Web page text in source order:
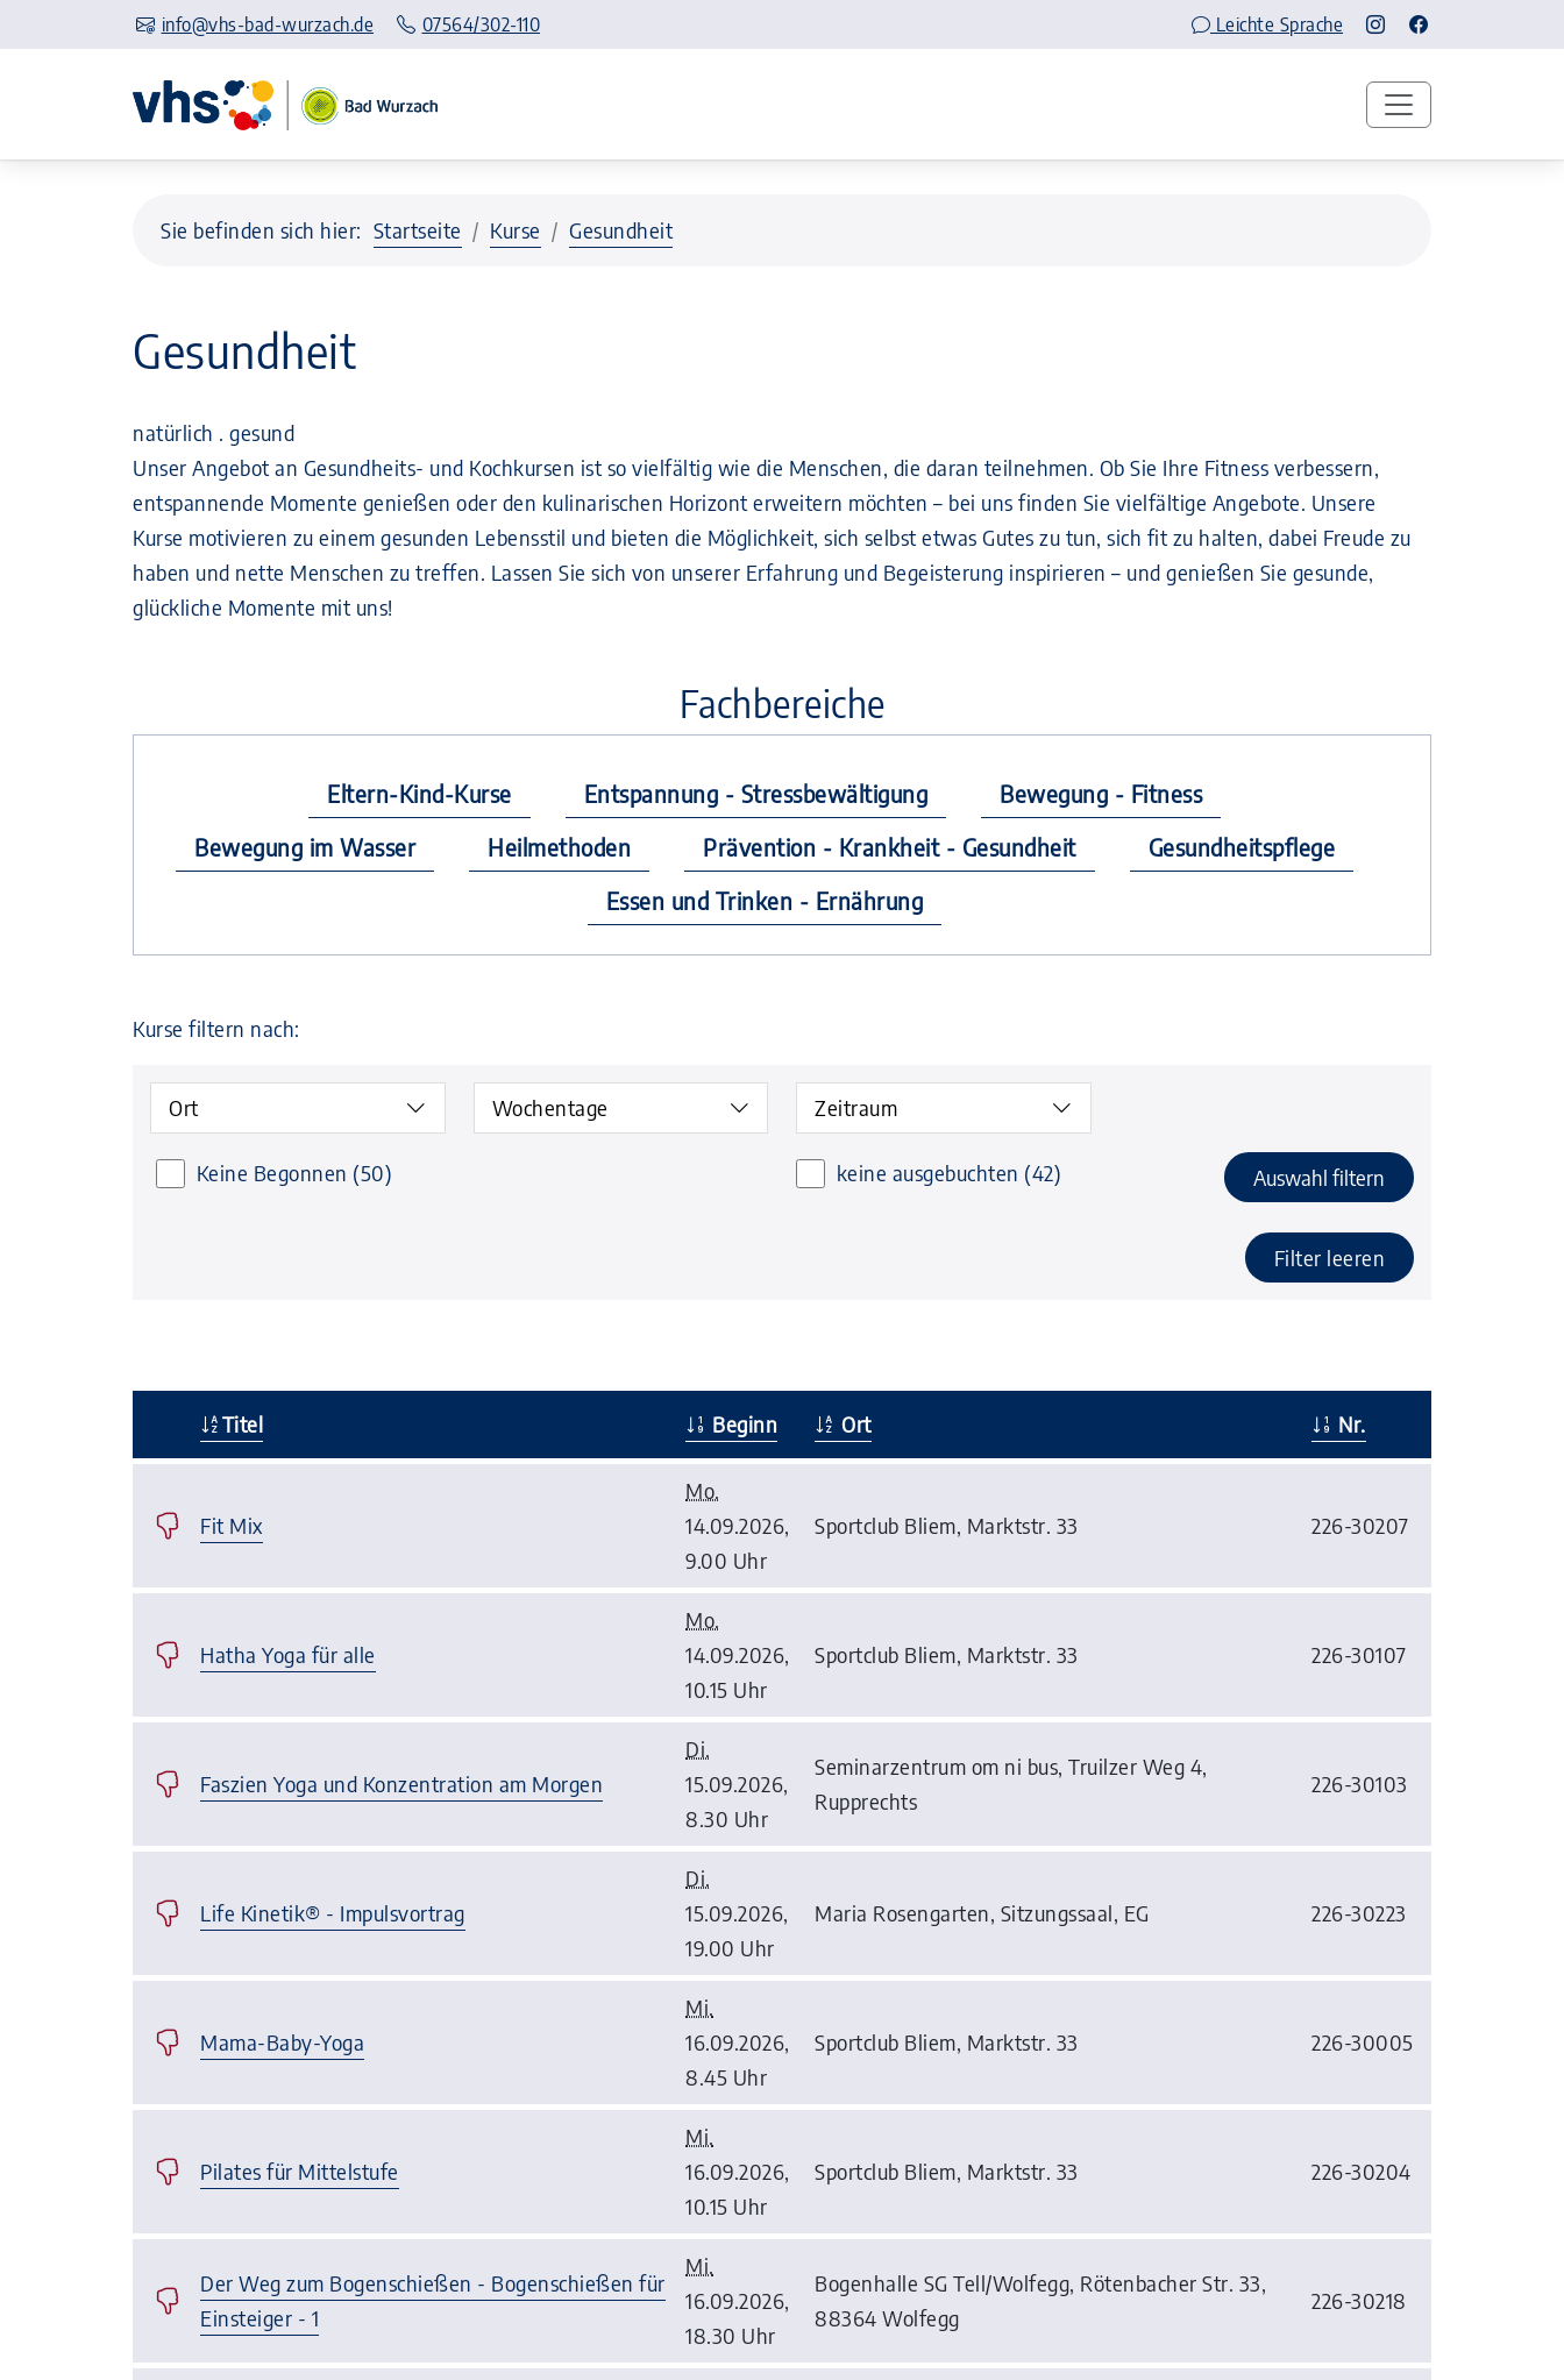
info@vhs-bad-wurzach.de 07564/302-110 Leichte Sprache
Sie befinden sich hier: Startseite Kurse Gesundheit
Gesundheit
natürlich . gesund
Unser Angebot an Gesundheits- und Kochkursen ist so vielfältig wie die Menschen, die daran teilnehmen. Ob Sie Ihre Fitness verbessern,
entspannende Momente genießen oder den kulinarischen Horizont erweitern möchten – bei uns finden Sie vielfältige Angebote. Unsere
Kurse motivieren zu einem gesunden Lebensstil und bieten die Möglichkeit, sich selbst etwas Gutes zu tun, sich fit zu halten, dabei Freude zu
haben und nette Menschen zu treffen. Lassen Sie sich von unserer Erfahrung und Begeisterung inspirieren – und genießen Sie gesunde,
glückliche Momente mit uns!
Fachbereiche
Eltern-Kind-Kurse Entspannung - Stressbewältigung
Bewegung - Fitness
Bewegung im Wasser
Heilmethoden Prävention - Krankheit - Gesundheit
Gesundheitspflege
Essen und Trinken - Ernährung
Kurse filtern nach:
Ort Wochentage Zeitraum
Keine Begonnen (50) keine ausgebuchten (42) Auswahl filtern
Filter leeren
Titel Beginn Ort Nr.
Fit Mix
Mo.
14.09.2026,
9.00 Uhr
Sportclub Bliem, Marktstr. 33 226-30207
Hatha Yoga für alle
Mo.
14.09.2026,
10.15 Uhr
Sportclub Bliem, Marktstr. 33 226-30107
Faszien Yoga und Konzentration am Morgen
Di.
15.09.2026,
8.30 Uhr
Seminarzentrum om ni bus, Truilzer Weg 4,
Rupprechts
226-30103
Life Kinetik® - Impulsvortrag
Di.
15.09.2026,
19.00 Uhr
Maria Rosengarten, Sitzungssaal, EG 226-30223
Mama-Baby-Yoga
Mi.
16.09.2026,
8.45 Uhr
Sportclub Bliem, Marktstr. 33 226-30005
Pilates für Mittelstufe
Mi.
16.09.2026,
10.15 Uhr
Sportclub Bliem, Marktstr. 33 226-30204
Der Weg zum Bogenschießen - Bogenschießen für
Einsteiger - 1
Mi.
16.09.2026,
18.30 Uhr
Bogenhalle SG Tell/Wolfegg, Rötenbacher Str. 33,
88364 Wolfegg
226-30218